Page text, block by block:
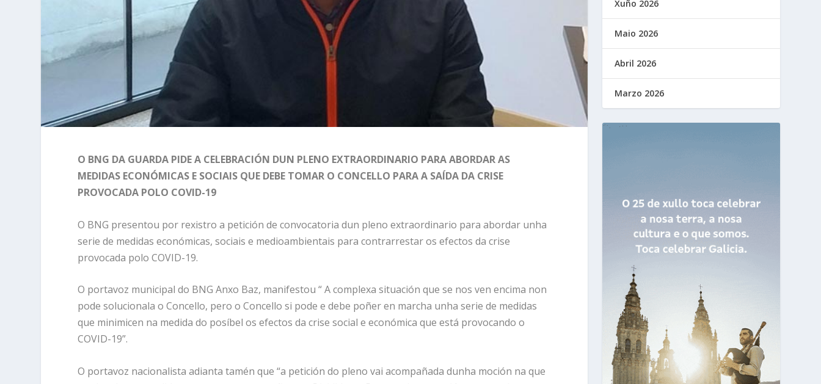
O BNG DA GUARDA PIDE A CELEBRACIÓN DUN PLENO EXTRAORDINARIO PARA ABORDAR AS
MEDIDAS ECONÓMICAS E SOCIAIS QUE DEBE TOMAR O CONCELLO PARA A SAÍDA DA CRISE
PROVOCADA POLO COVID-19
O BNG presentou por rexistro a petición de convocatoria dun pleno extraordinario para abordar unha
serie de medidas económicas, sociais e medioambientais para contrarrestar os efectos da crise
provocada polo COVID-19.
O portavoz municipal do BNG Anxo Baz, manifestou “ A complexa situación que se nos ven encima non
pode solucionala o Concello, pero o Concello si pode e debe poñer en marcha unha serie de medidas
que minimicen na medida do posíbel os efectos da crise social e económica que está provocando o
COVID-19”.
O portavoz nacionalista adianta tamén que “a petición do pleno vai acompañada dunha moción na que
Xuño 2026
Maio 2026
Abril 2026
Marzo 2026